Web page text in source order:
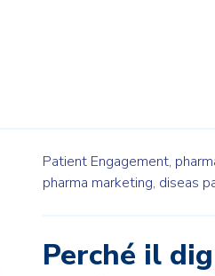
Patient Engagement,
pharma marketing, diseas
Perché il